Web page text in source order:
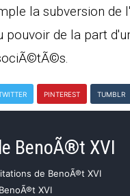
la subversion de
pouvoir de la part
PINTEREST TUMBLR
BenoÃ®t XVI
de BenoÃ®t XVI
XVI